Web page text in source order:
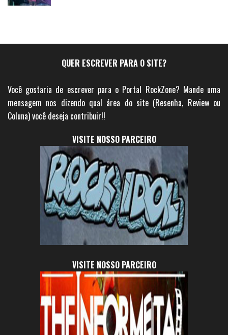
QUER ESCREVER PARA O SITE?
Você gostaria de escrever para o Portal RockZone? Mande uma
mensagem nos dizendo qual área do site (Resenha, Review ou
Coluna) você deseja contribuir!!
VISITE NOSSO PARCEIRO
VISITE NOSSO PARCEIRO